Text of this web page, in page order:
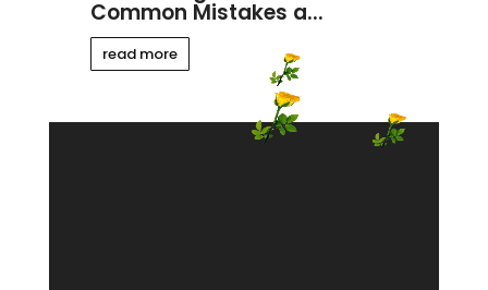
Common Mistakes a...
read more